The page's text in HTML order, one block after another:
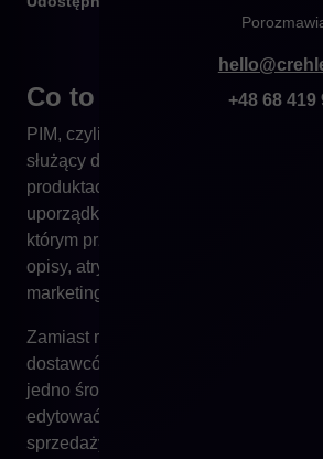
+48 68 419
Co to jest PIM?
PIM, czyli
służący do centralnego zarządzania
produktach. W praktyce oznacza to
uporządkowane źródło prawdy o
którym przechowywane są wszystkie
opisy, atrybuty techniczne, zdjęcia,
marketingowe, dane SEO czy wersje
Zamiast rozproszenia – arkusze
dostawców, ręczne opisy w CMS-ie –
jedno środowisko, w którym może
edytować i dystrybuować dane do
sprzedaży: od sklepu internetowego,